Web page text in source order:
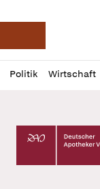
Deutsche
Politik Wirtschaft
Profil
öffnen
Daz
Pur
Deutscher